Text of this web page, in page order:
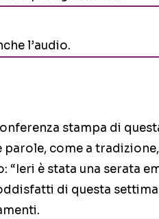
l’audio.
stampa di
parole, come a
“Ieri è stata una serata
di questa